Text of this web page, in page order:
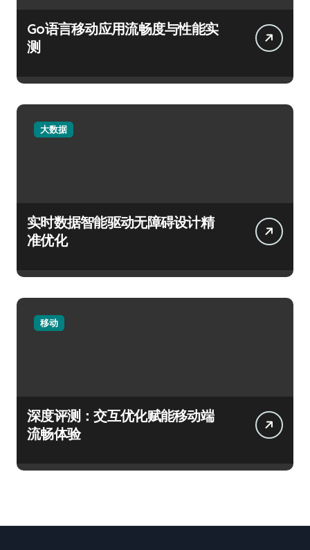
Go语言移动应用流畅度与性能实
测
大数据
实时数据智能驱动无障碍设计精
准优化
移动
深度评测：交互优化赋能移动端
流畅体验